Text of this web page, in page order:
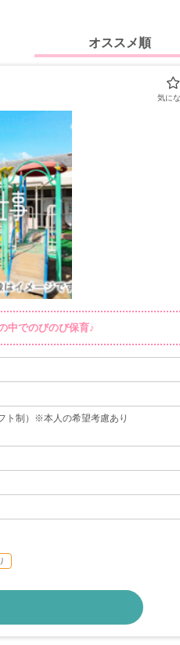
オススメ順
中でのびのび保育♪
ト制）※本人の希望考慮あり